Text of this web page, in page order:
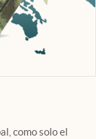
pestaña
como solo el